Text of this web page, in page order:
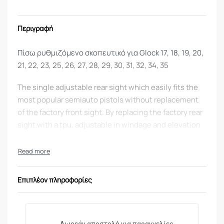
Περιγραφή
Πίσω ρυθμιζόμενο σκοπευτικό για Glock 17, 18, 19, 20,
21, 22, 23, 25, 26, 27, 28, 29, 30, 31, 32, 34, 35
The single adjustable rear sight which easily fits the
most popular semiauto pistols without replacement
of the factory front sight. By replacing the factory rear
sight with a tpu, adjustable in windage and elevation
semi-auto into a modern firearm ready for target and
Features:
Works with the factory front sight.
Fits the existing dovetail slot without milling work.
Επιπλέον πληροφορίες